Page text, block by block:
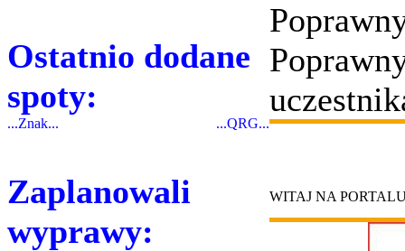
Ostatnio dodane
spoty:
...Znak... ...QRG...
Zaplanowali
wyprawy:
WITAJ NA